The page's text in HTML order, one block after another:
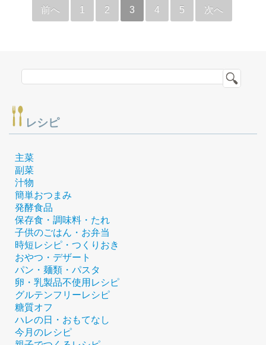
前へ 1 2 3 4 5 次へ
レシピ
主菜
副菜
汁物
簡単おつまみ
発酵食品
保存食・調味料・たれ
子供のごはん・お弁当
時短レシピ・つくりおき
おやつ・デザート
パン・麺類・パスタ
卵・乳製品不使用レシピ
グルテンフリーレシピ
糖質オフ
ハレの日・おもてなし
今月のレシピ